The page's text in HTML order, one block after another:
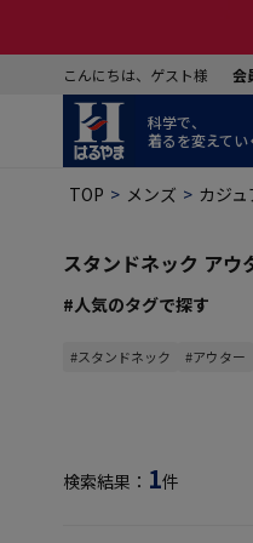
こんにちは、ゲスト様 会
科学で、
着るを変えてい
TOP メンズ カジ
スタンドネック ア
#人気のタグで探す
#スタンドネック #アウター
検索結果： 1件